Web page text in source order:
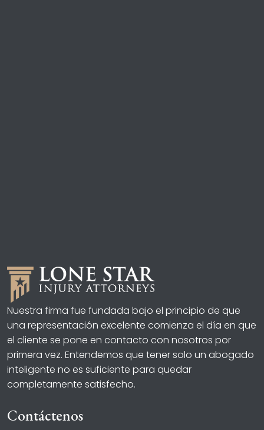
Nuestra firma fue fundada bajo el principio de que
una representación excelente comienza el día en que
el cliente se pone en contacto con nosotros por
primera vez. Entendemos que tener solo un abogado
inteligente no es suficiente para quedar
completamente satisfecho.
Contáctenos